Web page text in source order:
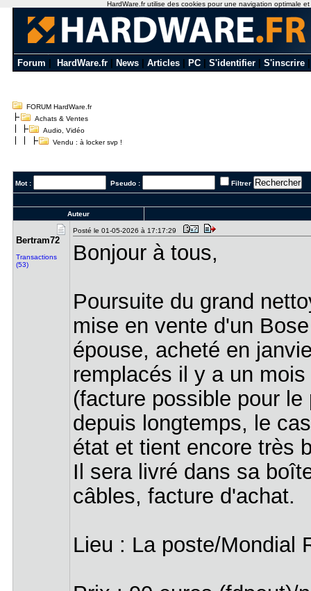
Forum HardWare.fr News Articles PC S'identifier S'inscrire
FORUM HardWare.fr
Achats & Ventes
Audio, Vidéo
Vendu : à locker svp !
Mot : Pseudo : Filtrer
Auteur
Bertram72
Transactions
(53)
Posté le 01-05-2026 à 17:17:29
Bonjour à tous,
Poursuite du grand
mise en vente d'un
épouse, acheté en
remplacés il y a un
(facture possible pour
depuis longtemps, le
état et tient encore très
Il sera livré dans sa
câbles, facture d'achat.
Lieu : La poste/
HardWare.fr utilise des cookies pour une navigation optimale